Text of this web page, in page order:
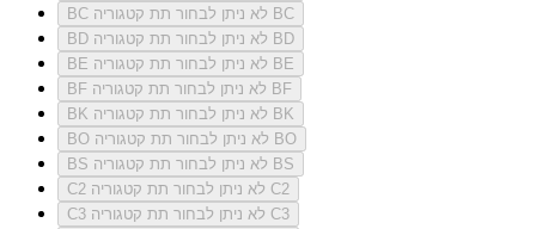
BC
לא ניתן לבחור תת קטגוריה BC
BD
לא ניתן לבחור תת קטגוריה BD
BE
לא ניתן לבחור תת קטגוריה BE
BF
לא ניתן לבחור תת קטגוריה BF
BK
לא ניתן לבחור תת קטגוריה BK
BO
לא ניתן לבחור תת קטגוריה BO
BS
לא ניתן לבחור תת קטגוריה BS
C2
לא ניתן לבחור תת קטגוריה C2
C3
לא ניתן לבחור תת קטגוריה C3